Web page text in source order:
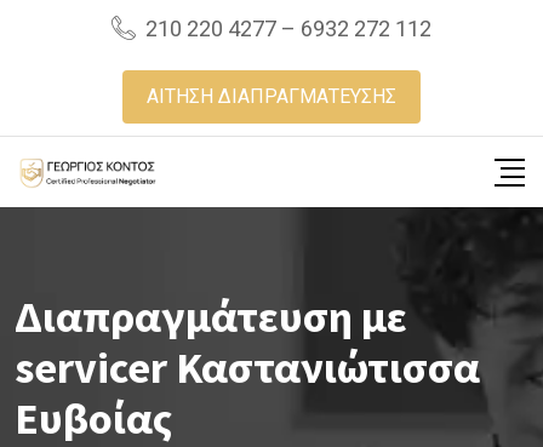
210 220 4277 – 6932 272 112
ΑΙΤΗΣΗ ΔΙΑΠΡΑΓΜΑΤΕΥΣΗΣ
Διαπραγμάτευση με
servicer Καστανιώτισσα
Ευβοίας